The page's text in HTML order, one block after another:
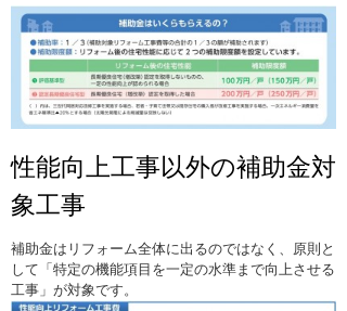
性能向上工事以外の補助金対
象工事
補助金はリフォーム全体に出るのではなく、原則と
して「特定の機能項目を一定の水準まで向上させる
工事」が対象です。